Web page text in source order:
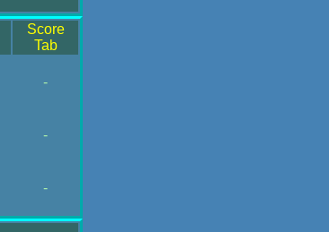
Score
Tab
-
-
-